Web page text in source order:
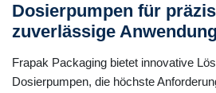
Dosierpumpen für
zuverlässige
Frapak Packaging bietet innovative
Dosierpumpen, die höchste